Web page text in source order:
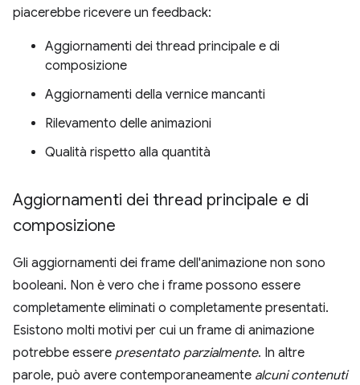
piacerebbe ricevere un feedback:
Aggiornamenti dei thread principale e di
composizione
Aggiornamenti della vernice mancanti
Rilevamento delle animazioni
Qualità rispetto alla quantità
Aggiornamenti dei thread principale e di
composizione
Gli aggiornamenti dei frame dell'animazione non sono
booleani. Non è vero che i frame possono essere
completamente eliminati o completamente presentati.
Esistono molti motivi per cui un frame di animazione
potrebbe essere presentato parzialmente. In altre
parole, può avere contemporaneamente alcuni contenuti